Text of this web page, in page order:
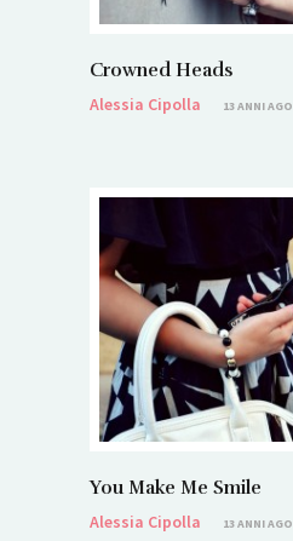
Crowned Heads
Alessia Cipolla
13 ANNI AGO
You Make Me Smile
Alessia Cipolla
13 ANNI AGO